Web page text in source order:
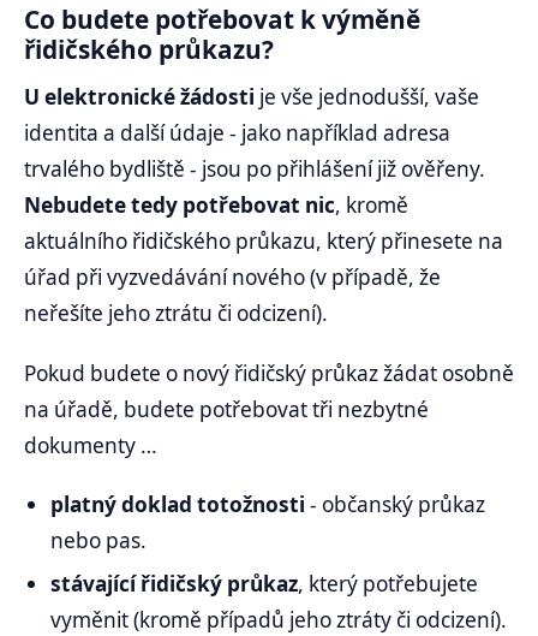
Co budete potřebovat k výměně
řidičského průkazu?
U elektronické žádosti je vše jednodušší, vaše
identita a další údaje - jako například adresa
trvalého bydliště - jsou po přihlášení již ověřeny.
Nebudete tedy potřebovat nic, kromě
aktuálního řidičského průkazu, který přinesete na
úřad při vyzvedávání nového (v případě, že
neřešíte jeho ztrátu či odcizení).
Pokud budete o nový řidičský průkaz žádat osobně
na úřadě, budete potřebovat tři nezbytné
dokumenty …
platný doklad totožnosti - občanský průkaz
nebo pas.
stávající řidičský průkaz, který potřebujete
vyměnit (kromě případů jeho ztráty či odcizení).